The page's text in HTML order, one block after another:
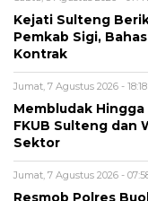
Kejati Sulteng
Pemkab Sigi,
Kontrak
Jumat, 7 Agustus 2026 -
Membludak
FKUB Sulteng dan
Sektor
Jumat, 7 Agustus 2026 -
Resmob Polres